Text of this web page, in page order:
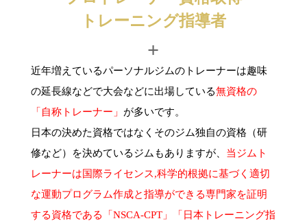
トレーニング指導者
+
近年増えているパーソナルジムのトレーナーは趣味
の延長線などで大会などに出場している無資格の
「自称トレーナー」 が多いです。
日本の決めた資格ではなくそのジム独自の資格（研
修など）を決めているジムもありますが、 当ジムト
レーナーは国際ライセンス,科学的根拠に基づく適切
な運動プログラム作成と指導ができる専門家を証明
する資格である「NSCA-CPT」「日本トレーニング指